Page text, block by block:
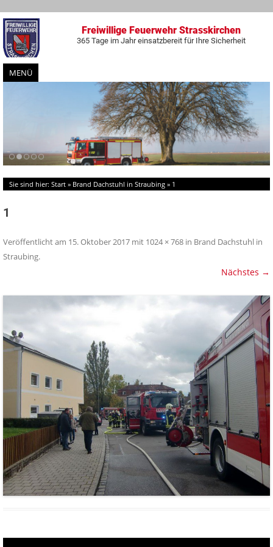
Freiwillige Feuerwehr Strasskirchen
365 Tage im Jahr einsatzbereit für Ihre Sicherheit
MENÜ
Zum
Inhalt
springen
Sie sind hier: Start » Brand Dachstuhl in Straubing » 1
1
Veröffentlicht am 15. Oktober 2017 mit 1024 × 768 in Brand Dachstuhl in
Straubing.
Nächstes →